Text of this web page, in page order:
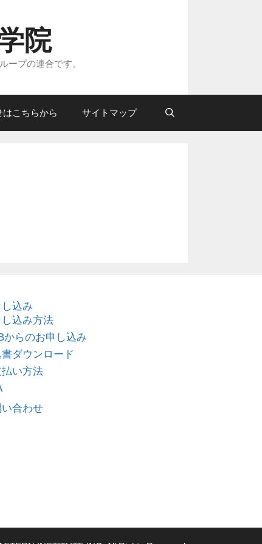
院
ープの連合です。
こちらから サイトマップ
込み
し込み方法
からのお申し込み
ダウンロード
払い方法
い合わせ